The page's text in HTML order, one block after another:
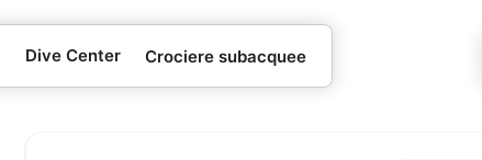
Dive Center Crociere subacquee